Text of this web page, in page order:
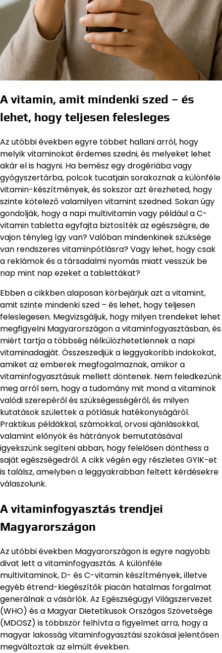
A vitamin, amit mindenki szed – és
lehet, hogy teljesen felesleges
Az utóbbi években egyre többet hallani arról, hogy
melyik vitaminokat érdemes szedni, és melyeket lehet
akár el is hagyni. Ha bemész egy drogériába vagy
gyógyszertárba, polcok tucatjain sorakoznak a különféle
vitamin-készítmények, és sokszor azt érezheted, hogy
szinte kötelező valamilyen vitamint szedned. Sokan úgy
gondolják, hogy a napi multivitamin vagy például a C-
vitamin tabletta egyfajta biztosíték az egészségre, de
vajon tényleg így van? Valóban mindenkinek szüksége
van rendszeres vitaminpótlásra? Vagy lehet, hogy csak
a reklámok és a társadalmi nyomás miatt vesszük be
nap mint nap ezeket a tablettákat?
Ebben a cikkben alaposan körbejárjuk azt a vitamint,
amit szinte mindenki szed – és lehet, hogy teljesen
feleslegesen. Megvizsgáljuk, hogy milyen trendeket lehet
megfigyelni Magyarországon a vitaminfogyasztásban, és
miért tartja a többség nélkülözhetetlennek a napi
vitaminadagját. Összeszedjük a leggyakoribb indokokat,
amiket az emberek megfogalmaznak, amikor a
vitaminfogyasztásuk mellett döntenek. Nem feledkezünk
meg arról sem, hogy a tudomány mit mond a vitaminok
valódi szerepéről és szükségességéről, és milyen
kutatások születtek a pótlásuk hatékonyságáról.
Praktikus példákkal, számokkal, orvosi ajánlásokkal,
valamint előnyök és hátrányok bemutatásával
igyekszünk segíteni abban, hogy felelősen dönthess a
saját egészségedről. A cikk végén egy részletes GYIK-et
is találsz, amelyben a leggyakrabban feltett kérdésekre
válaszolunk.
A vitaminfogyasztás trendjei
Magyarországon
Az utóbbi években Magyarországon is egyre nagyobb
divat lett a vitaminfogyasztás. A különféle
multivitaminok, D- és C-vitamin készítmények, illetve
egyéb étrend-kiegészítők piacán hatalmas forgalmat
generálnak a vásárlók. Az Egészségügyi Világszervezet
(WHO) és a Magyar Dietetikusok Országos Szövetsége
(MDOSZ) is többször felhívta a figyelmet arra, hogy a
magyar lakosság vitaminfogyasztási szokásai jelentősen
megváltoztak az elmúlt években.